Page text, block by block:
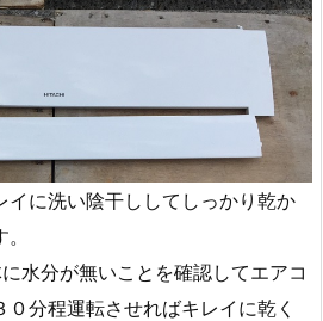
イに洗い陰干ししてしっかり乾か
水分が無いことを確認してエアコ
分程運転させればキレイに乾く